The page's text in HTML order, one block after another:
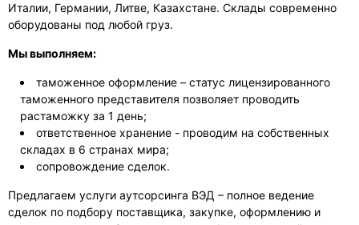
Италии, Германии, Литве, Казахстане. Склады современно
оборудованы под любой груз.
Мы выполняем:
таможенное оформление – статус лицензированного
таможенного представителя позволяет проводить
растаможку за 1 день;
ответственное хранение - проводим на собственных
складах в 6 странах мира;
сопровождение сделок.
Предлагаем услуги аутсорсинга ВЭД – полное ведение
сделок по подбору поставщика, закупке, оформлению и